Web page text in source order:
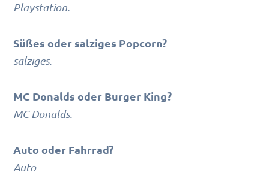
Playstation.
Süßes oder salziges Popcorn?
salziges.
MC Donalds oder Burger King?
MC Donalds.
Auto oder Fahrrad?
Auto